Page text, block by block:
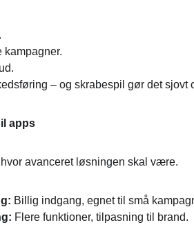
kampagner.
– og skrabespil gør det
apps
avanceret løsningen skal være.
Billig indgang, egnet til små
Flere funktioner, tilpasning til brand.